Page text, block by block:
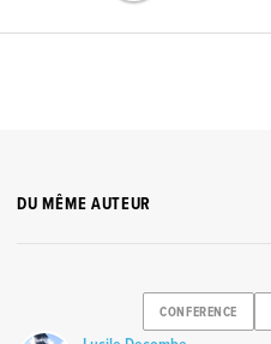
DU MÊME AUTEUR
CONFERENCE